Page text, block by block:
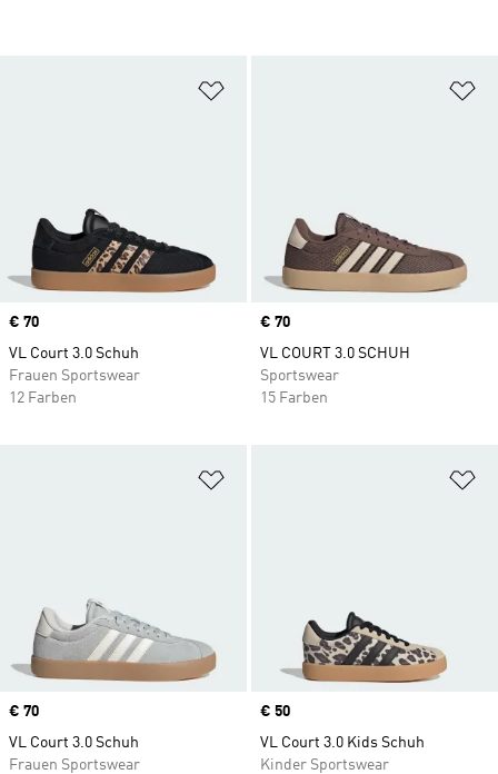
Price
€ 70
VL Court 3.0 Schuh
Frauen Sportswear
12 Farben
Price
€ 70
VL COURT 3.0 SCHUH
Sportswear
15 Farben
Price
€ 70
VL Court 3.0 Schuh
Frauen Sportswear
Price
€ 50
VL Court 3.0 Kids Schuh
Kinder Sportswear